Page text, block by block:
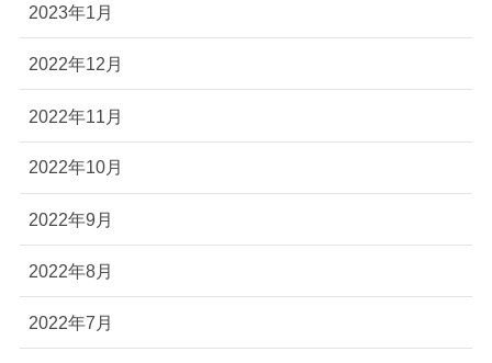
2023年1月
2022年12月
2022年11月
2022年10月
2022年9月
2022年8月
2022年7月